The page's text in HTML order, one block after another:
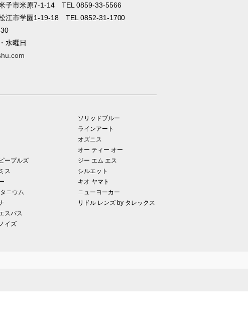
子市米原7-1-14 TEL 0859-33-5566
江市学園1-19-18 TEL 0852-31-1700
水曜日
ープルズ
ス
ニウム
スパス
イズ
ソリッドブルー
ラインアート
オズニス
オー ティー オー
ジー エム エス
シルエット
キオ ヤマト
ニューヨーカー
リドル レンズ by タレックス